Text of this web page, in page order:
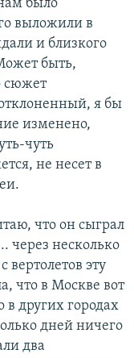
было
выложили в
и близкого
быть,
сюжет
я бы
изменено,
чуть
не несет в
что он сыграл
через несколько
вертолетов эту
что в Москве вот
других городах
дней ничего
два